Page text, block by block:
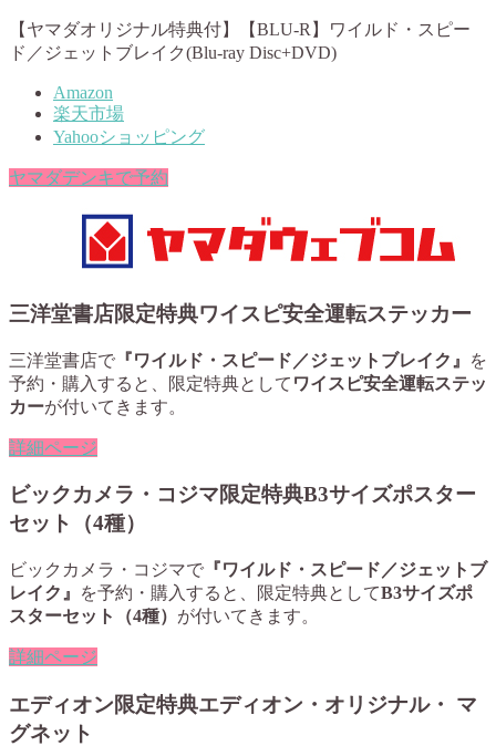
【ヤマダオリジナル特典付】【BLU-R】ワイルド・スピー
ド／ジェットブレイク(Blu-ray Disc+DVD)
Amazon
楽天市場
Yahooショッピング
ヤマダデンキで予約
三洋堂書店限定特典ワイスピ安全運転ステッカー
三洋堂書店で 『ワイルド・スピード／ジェットブレイク』
を
予約・購入すると、限定特典として ワイスピ安全運転ステッ
カーが付いてきます。
詳細ページ
ビックカメラ・コジマ限定特典B3サイズポスター
セット（4種）
ビックカメラ・コジマで 『ワイルド・スピード／ジェットブ
レイク』
を予約・購入すると、限定特典としてB3サイズポ
スターセット（4種） が付いてきます。
詳細ページ
エディオン限定特典エディオン・オリジナル・ マ
グネット